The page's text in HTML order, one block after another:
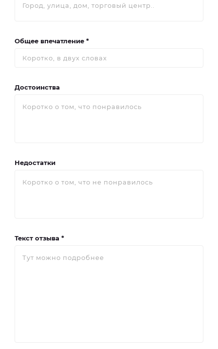
Общее впечатление *
Достоинства
Недостатки
Текст отзыва *